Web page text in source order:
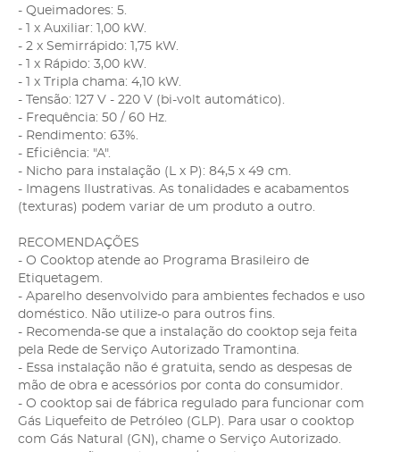
- Queimadores: 5.
- 1 x Auxiliar: 1,00 kW.
- 2 x Semirrápido: 1,75 kW.
- 1 x Rápido: 3,00 kW.
- 1 x Tripla chama: 4,10 kW.
- Tensão: 127 V - 220 V (bi-volt automático).
- Frequência: 50 / 60 Hz.
- Rendimento: 63%.
- Eficiência: "A".
- Nicho para instalação (L x P): 84,5 x 49 cm.
- Imagens Ilustrativas. As tonalidades e acabamentos
(texturas) podem variar de um produto a outro.
RECOMENDAÇÕES
- O Cooktop atende ao Programa Brasileiro de
Etiquetagem.
- Aparelho desenvolvido para ambientes fechados e uso
doméstico. Não utilize-o para outros fins.
- Recomenda-se que a instalação do cooktop seja feita
pela Rede de Serviço Autorizado Tramontina.
- Essa instalação não é gratuita, sendo as despesas de
mão de obra e acessórios por conta do consumidor.
- O cooktop sai de fábrica regulado para funcionar com
Gás Liquefeito de Petróleo (GLP). Para usar o cooktop
com Gás Natural (GN), chame o Serviço Autorizado.